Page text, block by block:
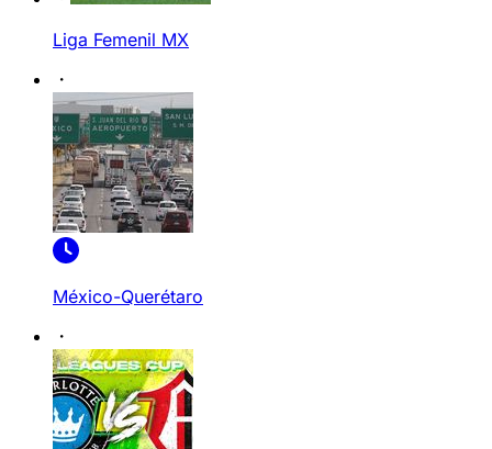
Liga Femenil MX
México-Querétaro